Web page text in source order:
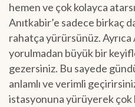
hemen ve çok kolayca
Anıtkabir’e sadece birkaç
rahatça yürürsünüz. Ayrıca
yorulmadan büyük bir
gezersiniz. Bu sayede
anlamlı ve verimli
istasyonuna yürüyerek çok